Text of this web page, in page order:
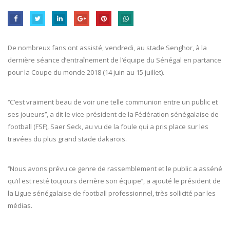
De nombreux fans ont assisté, vendredi, au stade Senghor, à la
dernière séance d’entraînement de l’équipe du Sénégal en partance
pour la Coupe du monde 2018 (14 juin au 15 juillet).
‘’C’est vraiment beau de voir une telle communion entre un public et
ses joueurs’’, a dit le vice-président de la Fédération sénégalaise de
football (FSF), Saer Seck, au vu de la foule qui a pris place sur les
travées du plus grand stade dakarois.
‘’Nous avons prévu ce genre de rassemblement et le public a asséné
qu’il est resté toujours derrière son équipe’’, a ajouté le président de
la Ligue sénégalaise de football professionnel, très sollicité par les
médias.